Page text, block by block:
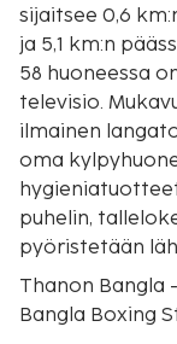
sijaitsee 0,6
ja 5,1 km:n
58 huoneessa
televisio.
ilmainen
oma
puhelin,
pyöristetään
Thanon Bangla
Bangla Boxing